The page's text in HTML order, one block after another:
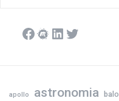
Facebook
Meetup
LinkedIn
Twitter
apollo astronomia